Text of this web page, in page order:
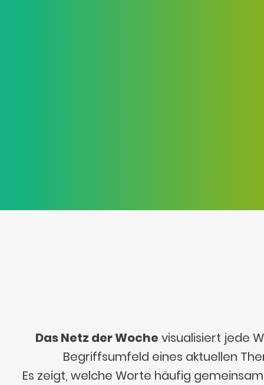
Das Netz der Woche visualisiert jede
Begriffsumfeld eines aktuellen
Es zeigt, welche Worte häufig